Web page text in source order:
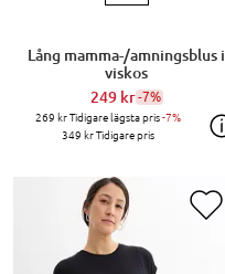
Lång mamma-/amningsblus i
viskos
249 kr-7%
269 krTidigare lägsta pris-7%
349 krTidigare pris